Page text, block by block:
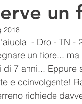
un
2018
- Dro - TN -
un fiore...
di 7 anni...
e coinvolgente!
richiede